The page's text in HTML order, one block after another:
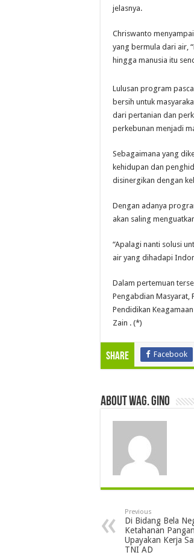
jelasnya.
Chriswanto
yang bermula dari air,
hingga manusia itu
Lulusan program
bersih untuk
dari pertanian dan
perkebunan menjadi
Sebagaimana yang
kehidupan dan
disinergikan dengan
Dengan adanya
akan saling
“Apalagi nanti solusi
air yang dihadapi
Dalam pertemuan
Pengabdian Masyarat,
Pendidikan
Zain . (*)
Share Facebook
About wag. gino
Previous
Di Bidang Bela
Ketahanan
Upayakan Kerja
TNI AD